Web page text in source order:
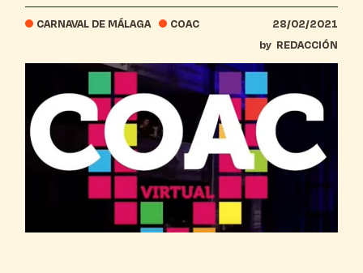
CARNAVAL DE MÁLAGA COAC
28/02/2021
by REDACCIÓN